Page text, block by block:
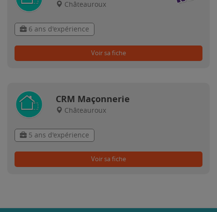
Châteauroux
6 ans d'expérience
Voir sa fiche
CRM Maçonnerie
Châteauroux
5 ans d'expérience
Voir sa fiche